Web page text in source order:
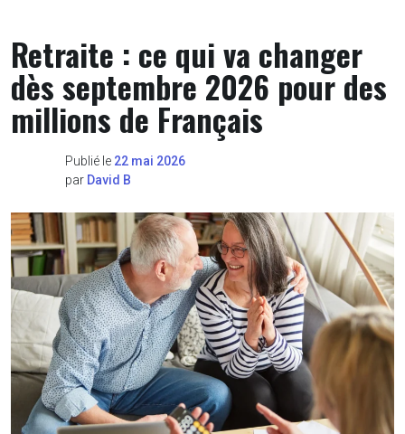
Retraite : ce qui va changer
dès septembre 2026 pour des
millions de Français
Publié le 22 mai 2026
par David B